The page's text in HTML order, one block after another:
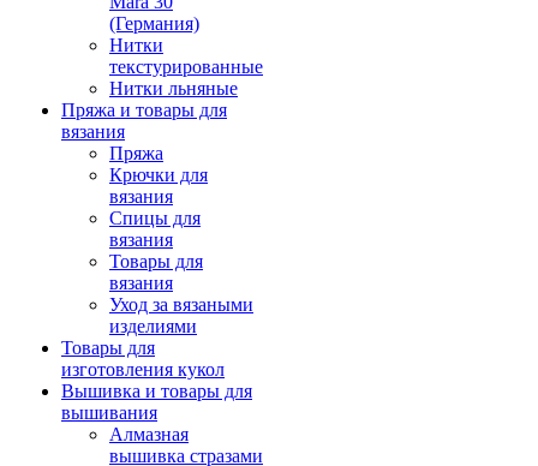
(Германия)
Нитки
текстурированные
Нитки льняные
Пряжа и товары для
вязания
Пряжа
Крючки для
вязания
Спицы для
вязания
Товары для
вязания
Уход за вязаными
изделиями
Товары для
изготовления кукол
Вышивка и товары для
вышивания
Алмазная
вышивка стразами